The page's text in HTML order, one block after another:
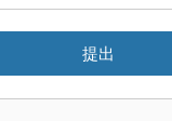
提出